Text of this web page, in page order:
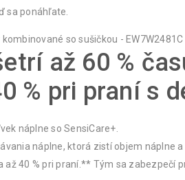
sa ponáhľate.
až 60 %
% pri praní s
náplne so SensiCare+.
náplne, ktorá zistí objem náplne
40 % pri praní.** Tým sa zabezpečí